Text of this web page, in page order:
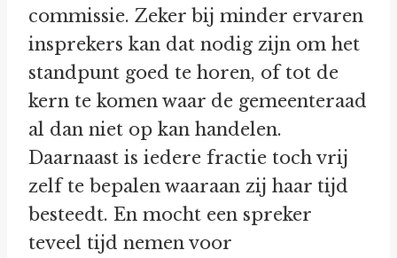
commissie. Zeker bij minder ervaren
insprekers kan dat nodig zijn om het
standpunt goed te horen, of tot de
kern te komen waar de gemeenteraad
al dan niet op kan handelen.
Daarnaast is iedere fractie toch vrij
zelf te bepalen waaraan zij haar tijd
besteedt. En mocht een spreker
teveel tijd nemen voor